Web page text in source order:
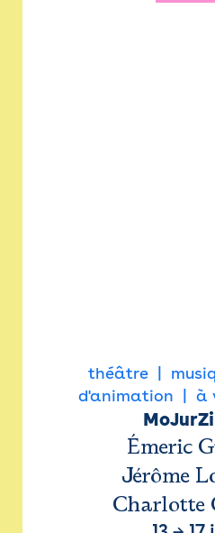
théâtre
d'animation
à
Émeric
Jérôme
Charlotte